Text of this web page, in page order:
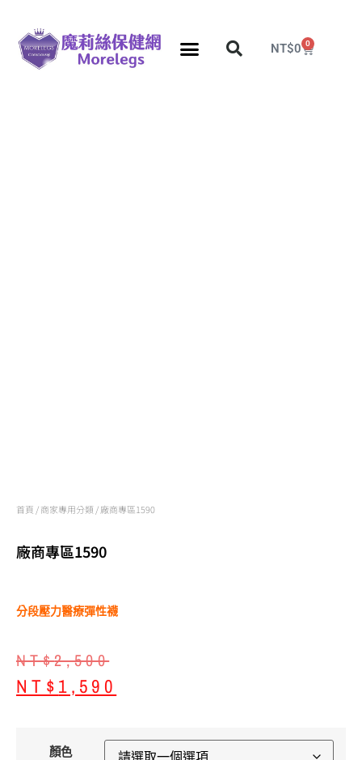
NT$0 0
首頁 /商家專用分類/ 廠商專區1590
廠商專區1590
分段壓力醫療彈性襪
NT$2,500
NT$1,590
顏色